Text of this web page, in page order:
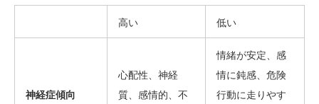
高い 低い
神経症傾向
心配性、神経
質、感情的、不
情緒が安定、感
情に鈍感、危険
行動に走りやす